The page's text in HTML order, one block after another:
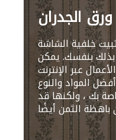
الجدران
خلفية الشاشة
بنفسك. يمكن
عبر الإنترنت
المواد والنوع
بك ، ولكنها قد